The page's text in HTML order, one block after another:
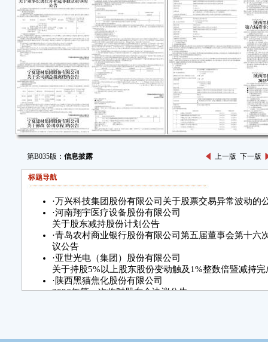
第B035版： 信息披露 上一版 下一版
标题导航
·万兴科技集团股份有限公司关于股票交易异常波动的
·河南翔宇医疗设备股份有限公司
关于股东减持股份计划公告
·青岛农村商业银行股份有限公司第五届董事会第十六
议公告
·亚世光电（集团）股份有限公司
关于持股5%以上股东股份变动触及1%整数倍暨减持
·陕西黑猫焦化股份有限公司
2026年第一次临时股东会决议公告